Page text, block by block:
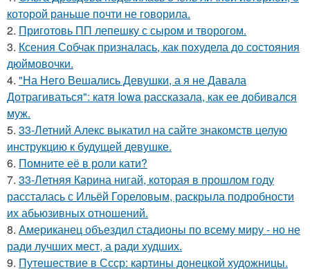
которой раньше почти не говорила.
2. Приготовь ПП лепешку с сыром и творогом.
3. Ксения Собчак призналась, как похудела до состояния
дюймовочки.
4. "На Него Вешались Девушки, а я не Давала
Дотрагиваться": катя Iowa рассказала, как ее добивался
муж.
5. 33-Летний Алекс выкатил на сайте знакомств целую
инструкцию к будущей девушке.
6. Помните её в роли кати?
7. 33-Летняя Карина нигай, которая в прошлом году
рассталась с Ильёй Гореловым, раскрыла подробности
их абьюзивных отношений.
8. Американец объездил стадионы по всему миру - но не
ради лучших мест, а ради худших.
9. Путешествие в Ссср: картины донецкой художницы.